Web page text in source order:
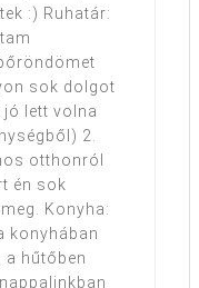
:) Ruhatár:
sok dolgot
lett volna
2.
otthonról
én sok
Konyha:
konyhában
a hűtőben